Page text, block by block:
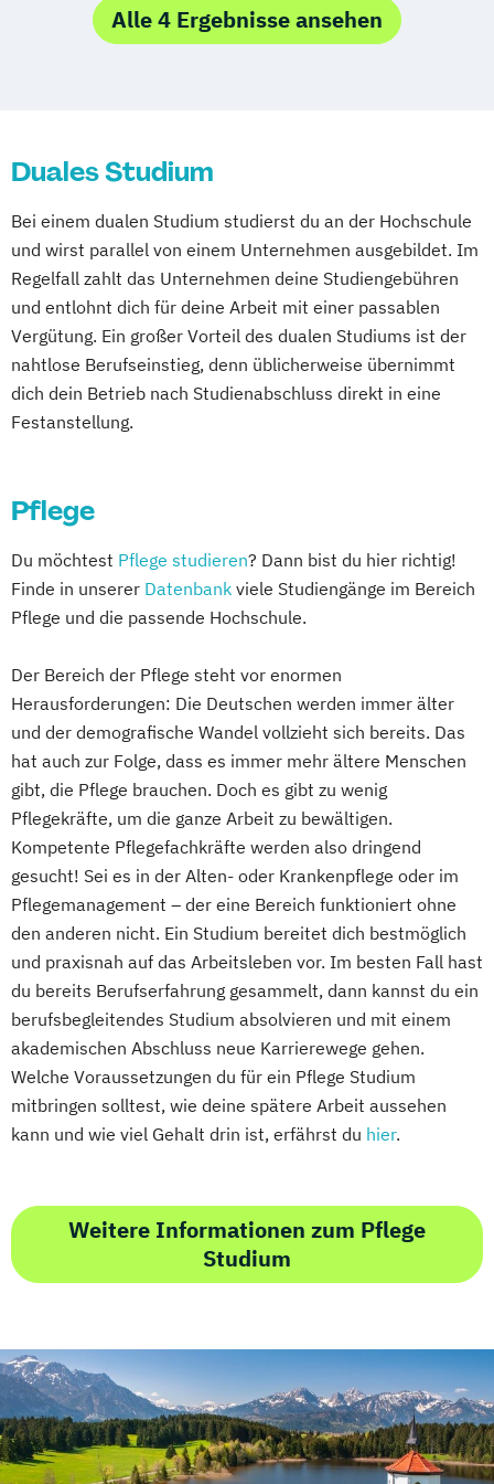
Gesundheitsberufe
Versorgungsforschung und -management
Alle 4 Ergebnisse ansehen
Duales Studium
Bei einem dualen Studium studierst du an der Hochschule
und wirst parallel von einem Unternehmen ausgebildet. Im
Regelfall zahlt das Unternehmen deine Studiengebühren
und entlohnt dich für deine Arbeit mit einer passablen
Vergütung. Ein großer Vorteil des dualen Studiums ist der
nahtlose Berufseinstieg, denn üblicherweise übernimmt
dich dein Betrieb nach Studienabschluss direkt in eine
Festanstellung.
Pflege
Du möchtest Pflege studieren? Dann bist du hier richtig!
Finde in unserer Datenbank viele Studiengänge im Bereich
Pflege und die passende Hochschule.
Der Bereich der Pflege steht vor enormen
Herausforderungen: Die Deutschen werden immer älter
und der demografische Wandel vollzieht sich bereits. Das
hat auch zur Folge, dass es immer mehr ältere Menschen
gibt, die Pflege brauchen. Doch es gibt zu wenig
Pflegekräfte, um die ganze Arbeit zu bewältigen.
Kompetente Pflegefachkräfte werden also dringend
gesucht! Sei es in der Alten- oder Krankenpflege oder im
Pflegemanagement – der eine Bereich funktioniert ohne
den anderen nicht. Ein Studium bereitet dich bestmöglich
und praxisnah auf das Arbeitsleben vor. Im besten Fall hast
du bereits Berufserfahrung gesammelt, dann kannst du ein
berufsbegleitendes Studium absolvieren und mit einem
akademischen Abschluss neue Karrierewege gehen.
Welche Voraussetzungen du für ein Pflege Studium
mitbringen solltest, wie deine spätere Arbeit aussehen
kann und wie viel Gehalt drin ist, erfährst du hier.
Weitere Informationen zum Pflege
Studium